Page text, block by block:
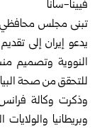
فيينا-سانا
تبنى مجلس محافظي
يدعو إيران إلى
النووية وتصميم
للتحقق من صحة
وذكرت وكالة
وبريطانيا